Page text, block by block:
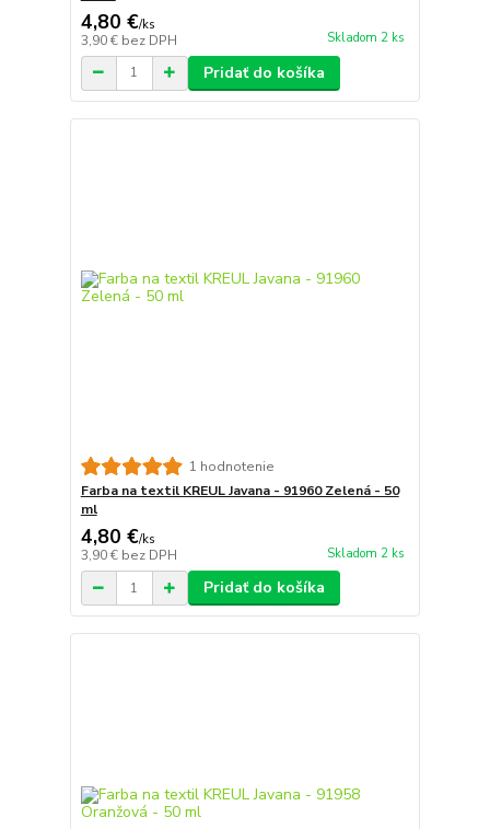
4,80 €/ks
3,90 € bez DPH Skladom 2 ks
Pridať do košíka
1 hodnotenie
Farba na textil KREUL Javana - 91960 Zelená - 50
ml
4,80 €/ks
3,90 € bez DPH Skladom 2 ks
Pridať do košíka